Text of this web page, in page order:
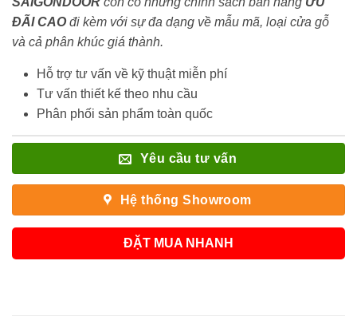
ĐÃI CAOđi kèm với sự đa dạng về mẫu mã, loại cửa gỗ
và cả phân khúc giá thành.
Hỗ trợ tư vấn về kỹ thuật miễn phí
Tư vấn thiết kế theo nhu cầu
Phân phối sản phẩm toàn quốc
Yêu cầu tư vấn
Hệ thống Showroom
ĐẶT MUA NHANH